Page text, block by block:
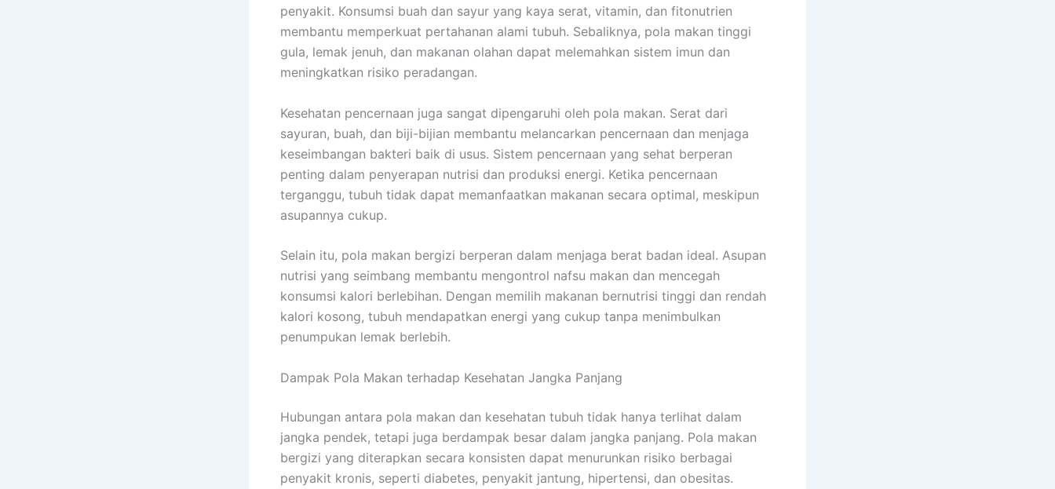
penyakit. Konsumsi buah dan sayur yang kaya serat, vitamin, dan fitonutrien
membantu memperkuat pertahanan alami tubuh. Sebaliknya, pola makan tinggi
gula, lemak jenuh, dan makanan olahan dapat melemahkan sistem imun dan
meningkatkan risiko peradangan.
Kesehatan pencernaan juga sangat dipengaruhi oleh pola makan. Serat dari
sayuran, buah, dan biji-bijian membantu melancarkan pencernaan dan menjaga
keseimbangan bakteri baik di usus. Sistem pencernaan yang sehat berperan
penting dalam penyerapan nutrisi dan produksi energi. Ketika pencernaan
terganggu, tubuh tidak dapat memanfaatkan makanan secara optimal, meskipun
asupannya cukup.
Selain itu, pola makan bergizi berperan dalam menjaga berat badan ideal. Asupan
nutrisi yang seimbang membantu mengontrol nafsu makan dan mencegah
konsumsi kalori berlebihan. Dengan memilih makanan bernutrisi tinggi dan rendah
kalori kosong, tubuh mendapatkan energi yang cukup tanpa menimbulkan
penumpukan lemak berlebih.
Dampak Pola Makan terhadap Kesehatan Jangka Panjang
Hubungan antara pola makan dan kesehatan tubuh tidak hanya terlihat dalam
jangka pendek, tetapi juga berdampak besar dalam jangka panjang. Pola makan
bergizi yang diterapkan secara konsisten dapat menurunkan risiko berbagai
penyakit kronis, seperti diabetes, penyakit jantung, hipertensi, dan obesitas.